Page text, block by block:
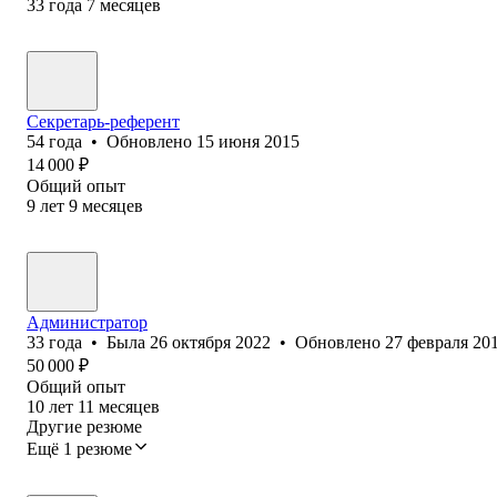
33 года 7 месяцев
Секретарь-референт
54 года • Обновлено 15 июня 2015
14 000 ₽
Общий опыт
9 лет 9 месяцев
Администратор
33 года • Была 26 октября 2022 • Обновлено 27 февраля
50 000 ₽
Общий опыт
10 лет 11 месяцев
Другие резюме
Ещё 1 резюме